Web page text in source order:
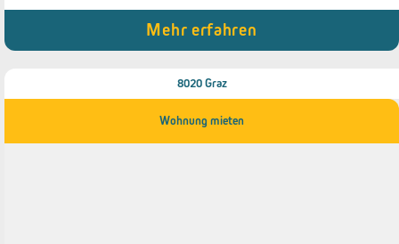
● Kellerabteil
● TageslichtbadezimmerMehr erfahren
8020 Graz
Wohnung mieten